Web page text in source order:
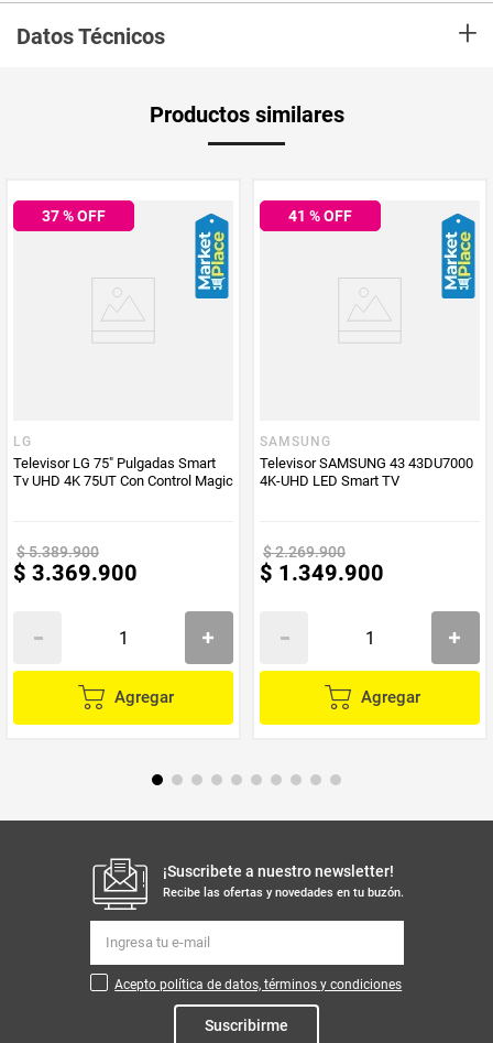
sonido, disfruta de su hermoso marco sin borde, conexión Bluetooth,
acceso directo a NETFLIX, YOUTUBE, PRIME VIDEO, BROWSER y
Datos Técnicos +
Productos similares
37% OFF
LG
Televisor LG 75" Pulgadas Smart
Tv UHD 4K 75UT Con Control Magic
$5.389.900
$ 3.369.900
Agregar
41 % OFF
SAMSUNG
Televisor SAMSUNG 43 43DU7000
4K-UHD LED Smart TV
$2.269.900
$ 1.349.900
Agregar
¡Suscribete a nuestro newsletter!
Recibe las ofertas y novedades en tu buzón.
Acepto política de datos, términos y condiciones
Suscribirme